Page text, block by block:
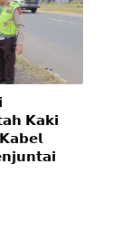
𝗞𝗮𝗸𝗶
𝗞𝗮𝗯𝗲𝗹